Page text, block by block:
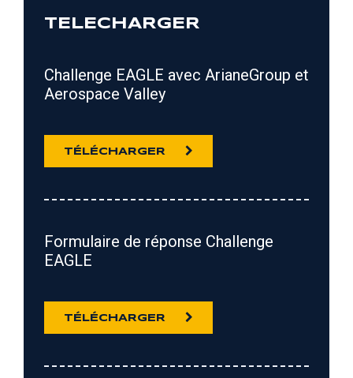
TELECHARGER
Challenge EAGLE avec ArianeGroup et
Aerospace Valley
TÉLÉCHARGER
Formulaire de réponse Challenge
EAGLE
TÉLÉCHARGER